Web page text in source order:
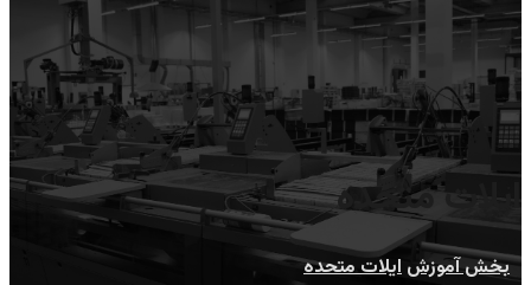
ایلات متحده
بخش آموزش ایلات متحده